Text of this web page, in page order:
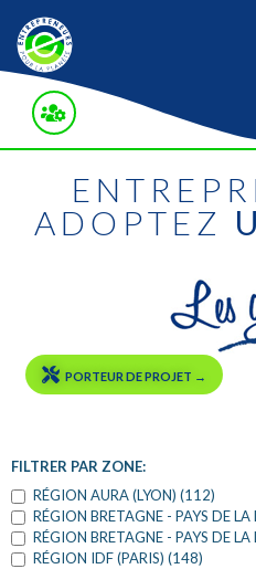
ADOPTEZ
PORTEUR DE PROJET →
FILTRER PAR ZONE:
RÉGION AURA (LYON) (112)
RÉGION BRETAGNE - PAYS DE LA
RÉGION BRETAGNE - PAYS DE LA
RÉGION IDF (PARIS) (148)